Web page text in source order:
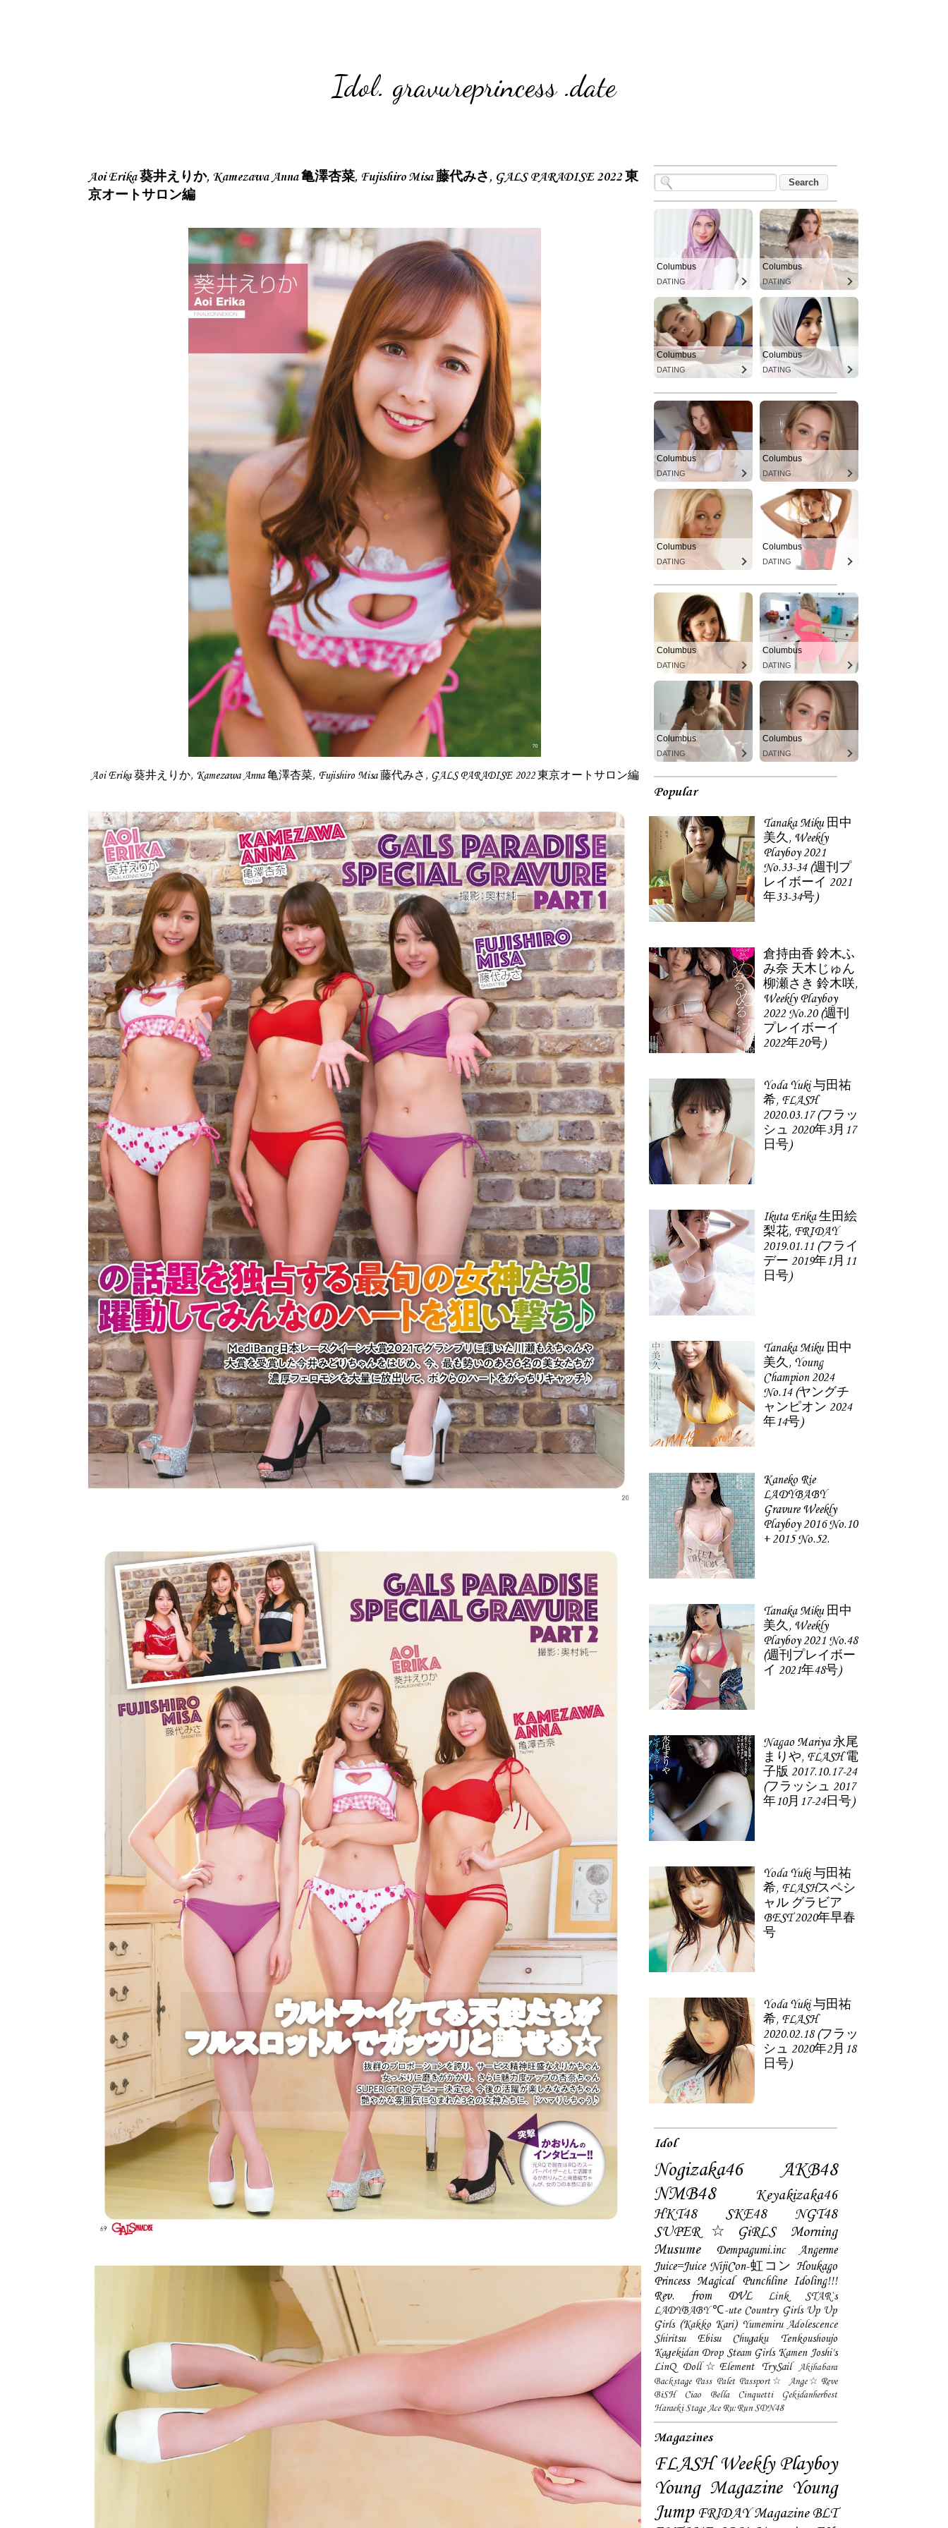
Idol. gravureprincess .date
Aoi Erika 葵井えりか, Kamezawa Anna 亀澤杏菜, Fujishiro Misa 藤代みさ, GALS PARADISE 2022 東
京オートサロン編
Aoi Erika 葵井えりか, Kamezawa Anna 亀澤杏菜, Fujishiro Misa 藤代みさ, GALS PARADISE 2022 東京オートサロン編
Columbus
DATING
Columbus
DATING
Columbus
DATING
Columbus
DATING
Columbus
DATING
Columbus
DATING
Columbus
DATING
Columbus
DATING
Columbus
DATING
Columbus
DATING
Columbus
DATING
Columbus
DATING
Popular
Tanaka Miku 田中
美久, Weekly
Playboy 2021
No.33-34 (週刊プ
レイボーイ 2021
年33-34号)
倉持由香 鈴木ふ
み奈 天木じゅん
柳瀬さき 鈴木咲,
Weekly Playboy
2022 No.20 (週刊
プレイボーイ
2022年20号)
Yoda Yuki 与田祐
希, FLASH
2020.03.17 (フラッ
シュ 2020年3月17
日号)
Ikuta Erika 生田絵
梨花, FRIDAY
2019.01.11 (フライ
デー 2019年1月11
日号)
Tanaka Miku 田中
美久, Young
Champion 2024
No.14 (ヤングチ
ャンピオン 2024
年14号)
Kaneko Rie
LADYBABY
Gravure Weekly
Playboy 2016 No.10
+ 2015 No.52.
Tanaka Miku 田中
美久, Weekly
Playboy 2021 No.48
(週刊プレイボー
イ 2021年48号)
Nagao Mariya 永尾
まりや, FLASH 電
子版 2017.10.17-24
(フラッシュ 2017
年10月17-24日号)
Yoda Yuki 与田祐
希, FLASHスペシ
ャル グラビア
BEST 2020年早春
号
Yoda Yuki 与田祐
希, FLASH
2020.02.18 (フラッ
シュ 2020年2月18
日号)
Idol
Nogizaka46
AKB48
NMB48
Keyakizaka46
HKT48
SKE48
NGT48
SUPER☆GiRLS
Morning
Musume
Dempagumi.inc
Angerme
Juice=Juice NijiCon-虹コン Houkago
Princess Magical Punchline Idoling!!!
Rev. from DVL
Link STAR`s
LADYBABY ℃-ute Country Girls Up Up
Girls (Kakko Kari) Yumemiru Adolescence
Shiritsu Ebisu Chugaku
Tenkoushoujo
Kagekidan Drop Steam Girls Kamen Joshi's
LinQ Doll☆Element TrySail
Akihabara
Backstage Pass Palet Passport☆
Ange☆Reve
BiSH
Ciao Bella Cinquetti
Gekidanherbest
Haraeki Stage Ace Ru:Run SDN48
Magazines
FLASH Weekly Playboy
Young Magazine Young
Jump FRIDAY Magazine BLT